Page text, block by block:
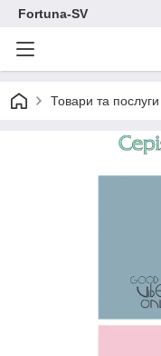
Fortuna-SV
Товари та послуги